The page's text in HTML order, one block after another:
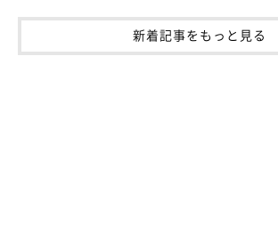
新着記事をもっと見る